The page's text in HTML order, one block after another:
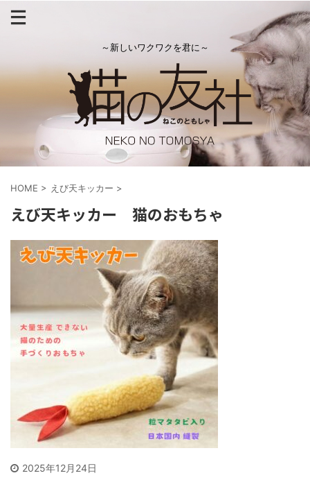
～新しいワクワクを君に～
HOME > えび天キッカー >
えび天キッカー 猫のおもちゃ
2025年12月24日